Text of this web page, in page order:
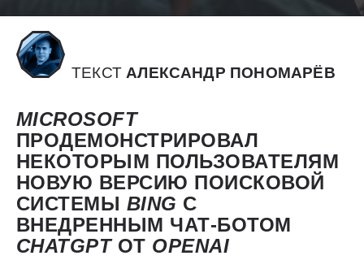
ТЕКСТ АЛЕКСАНДР ПОНОМАРЁВ
MICROSOFT
ПРОДЕМОНСТРИРОВАЛ
НЕКОТОРЫМ ПОЛЬЗОВАТЕЛЯМ
НОВУЮ ВЕРСИЮ ПОИСКОВОЙ
СИСТЕМЫ BING С
ВНЕДРЕННЫМ ЧАТ-БОТОМ
CHATGPT ОТ OPENAI